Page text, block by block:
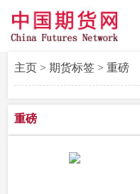
主页> 期货标签> 重磅
重磅